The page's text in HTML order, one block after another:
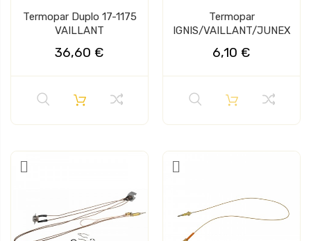
Termopar Duplo 17-1175
VAILLANT
36,60 €
Termopar
IGNIS/VAILLANT/JUNEX
6,10 €